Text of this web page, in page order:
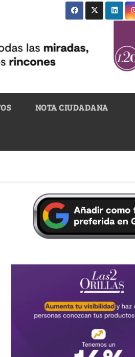
NOTA CIUDADANA